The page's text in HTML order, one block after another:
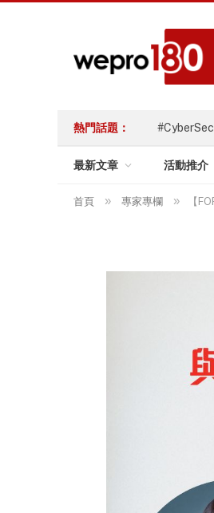
熱門話題：
最新文章 活動推介
首頁 » 專家專欄 » 【